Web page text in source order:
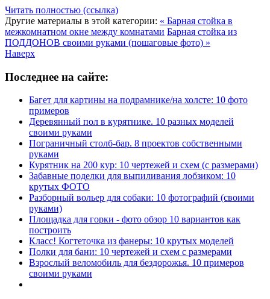
Читать полностью (ссылка)
Другие материалы в этой категории: « Барная стойка в
межкомнатном окне между комнатами Барная стойка из
ПОДДОНОВ своими руками (пошаговые фото) »
Наверх
Последнее на сайте:
Багет для картины на подрамнике/на холсте: 10 фото
примеров
Деревянный пол в курятнике. 10 разных моделей
своими руками
Пограничный столб-бар. 8 проектов собственными
руками
Курятник на 200 кур: 10 чертежей и схем (с размерами)
Забавные поделки для выпиливания лобзиком: 10
крутых ФОТО
Разборный вольер для собаки: 10 фотографий (своими
руками)
Площадка для горки - фото обзор 10 вариантов как
построить
Класс! Когтеточка из фанеры: 10 крутых моделей
Полки для бани: 10 чертежей и схем с размерами
Взрослый веломобиль для бездорожья. 10 примеров
своими руками